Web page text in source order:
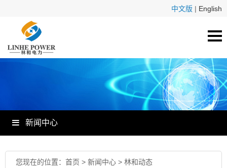
中文版 | English
新闻中心
您现在的位置： 首页 > 新闻中心 > 林和动态